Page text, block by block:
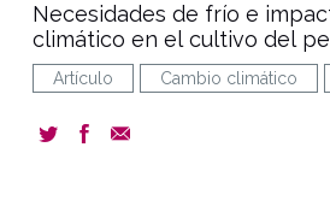
Necesidades de frío e
climático en el cultivo del
Artículo Cambio climático